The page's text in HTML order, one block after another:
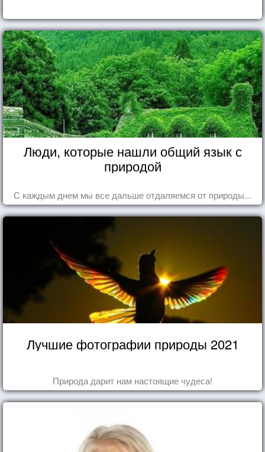
Люди, которые нашли общий язык с
природой
С каждым днем мы все дальше отдаляемся от природы...
Лучшие фотографии природы 2021
Природа дарит нам настоящие чудеса!